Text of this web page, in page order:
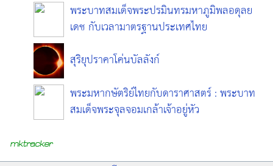
พระบาทสมเด็จพระปรมินทรมหาภูมิพลอดุลย
เดช กับเวลามาตรฐานประเทศไทย
สุริยุปราคาโค่นบัลลังก์
พระมหากษัตริย์ไทยกับดาราศาสตร์ : พระบาท
สมเด็จพระจุลจอมเกล้าเจ้าอยู่หัว